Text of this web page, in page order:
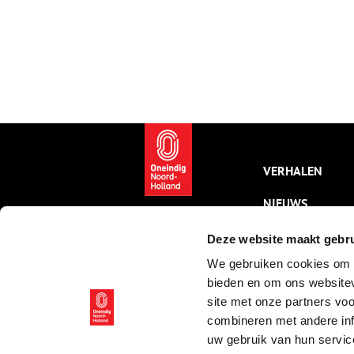
Deze website maakt
We gebruiken cookies
bieden en om ons
site met onze partners
combineren met andere
uw gebruik van hun
VERHALEN
NIEUWS
KALENDER
THEMA’S
ACTIVITEITEN
VIDEO’S